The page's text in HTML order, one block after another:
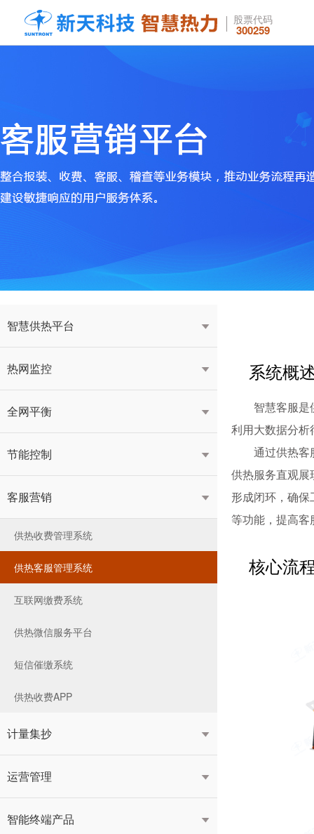
股票代码
300259
智慧供热平台 
热网监控 
全网平衡 
节能控制 
客服营销 
供热收费管理系统
供热客服管理系统
互联网缴费系统
供热微信服务平台
短信催缴系统
供热收费APP
计量集抄 
运营管理 
智能终端产品 
系统概
智慧客服
利用大数据分
通过供热客
供热服务直观
形成闭环，确
等功能，提高
核心流